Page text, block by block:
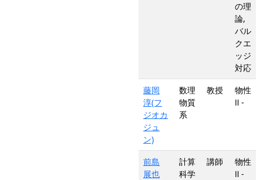
の理
論,
バル
クエ
ッジ
対応
藤岡
淳(フ
ジオカ
ジュ
ン)
数理
物質
系
教授
物性
Ⅱ -
前島
展也
計算
科学
講師
物性
Ⅱ -